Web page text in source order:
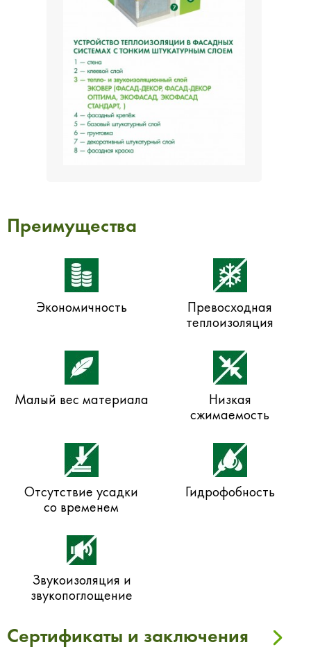
Преимущества
Экономичность
Превосходная
теплоизоляция
Малый вес материала
Низкая
сжимаемость
Отсутствие усадки
со временем
Гидрофобность
Звукоизоляция и
звукопоглощение
Сертификаты и заключения